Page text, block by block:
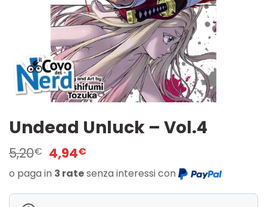
Undead Unluck – Vol.4
5,20€ Il
prezzo
originale
era:
4,94€
prezzo
attuale
è:
o paga in 3 ratesenza interessi con